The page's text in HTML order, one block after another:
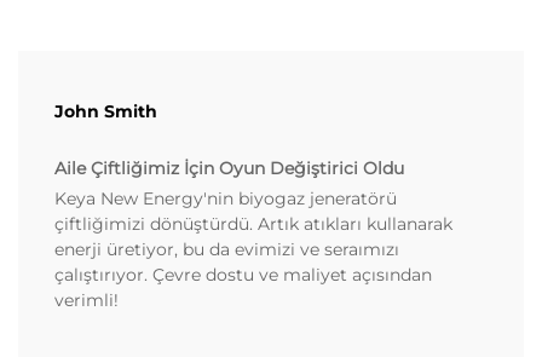
John Smith
Aile Çiftliğimiz İçin Oyun Değiştirici Oldu
Keya New Energy'nin biyogaz jeneratörü
çiftliğimizi dönüştürdü. Artık atıkları kullanarak
enerji üretiyor, bu da evimizi ve seraımızı
çalıştırıyor. Çevre dostu ve maliyet açısından
verimli!